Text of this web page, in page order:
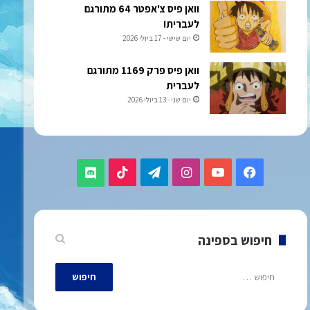
וואן פיס צ'אפטר 64 מתורגם
לעברית!
יום שישי - 17 ביולי 2026
וואן פיס פרק 1169 מתורגם
לעברית
יום שני - 13 ביולי 2026
Facebook
YouTube
Instagram
Telegram
TikTok
Discord
חיפוש בספינה
חיפוש: